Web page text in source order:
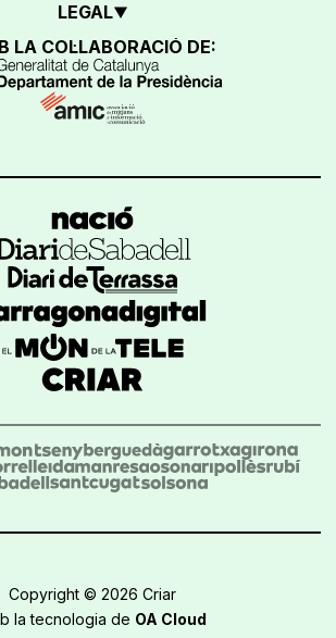
LEGAL
LA COL·LABORACIÓ DE:
Copyright © 2026 Criar
la tecnologia de OA Cloud